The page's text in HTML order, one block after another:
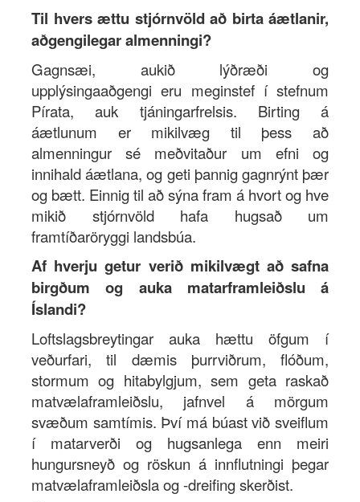
Til hvers ættu stjórnvöld að birta áætlanir,
aðgengilegar almenningi?
Gagnsæi, aukið lýðræði og
upplýsingaaðgengi eru meginstef í stefnum
Pírata, auk tjáningarfrelsis. Birting á
áætlunum er mikilvæg til þess að
almenningur sé meðvitaður um efni og
innihald áætlana, og geti þannig gagnrýnt þær
og bætt. Einnig til að sýna fram á hvort og hve
mikið stjórnvöld hafa hugsað um
framtíðaröryggi landsbúa.
Af hverju getur verið mikilvægt að safna
birgðum og auka matarframleiðslu á
Íslandi?
Loftslagsbreytingar auka hættu öfgum í
veðurfari, til dæmis þurrviðrum, flóðum,
stormum og hitabylgjum, sem geta raskað
matvælaframleiðslu, jafnvel á mörgum
svæðum samtímis. Því má búast við sveiflum
í matarverði og hugsanlega enn meiri
hungursneyð og röskun á innflutningi þegar
matvælaframleiðsla og -dreifing skerðist.